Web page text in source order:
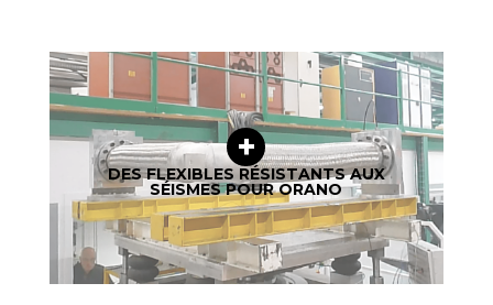
DES FLEXIBLES RÉSISTANTS AUX
SÉISMES POUR ORANO